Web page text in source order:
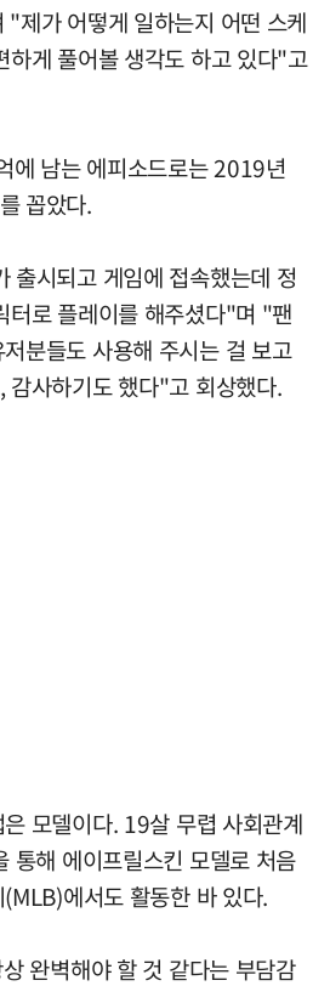
제가 어떻게 일하는지 어떤 스케
하게 풀어볼 생각도 하고 있다"고
에 남는 에피소드로는 2019년
꼽았다.
출시되고 게임에 접속했는데 정
터로 플레이를 해주셨다"며 "팬
분들도 사용해 주시는 걸 보고
감사하기도 했다"고 회상했다.
모델이다. 19살 무렵 사회관계
통해 에이프릴스킨 모델로 처음
에서도 활동한 바 있다.
완벽해야 할 것 같다는 부담감